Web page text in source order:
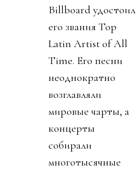
Billboard удостоил
его звания Top
Latin Artist of All
Time. Его песни
неоднократно
возглавляли
мировые чарты, а
концерты
собирали
многотысячные